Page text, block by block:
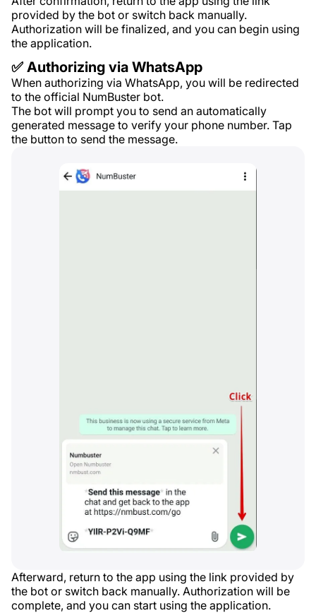
provided by the bot or switch back manually.
Authorization will be finalized, and you can begin using
the application.
✅ Authorizing via WhatsApp
When authorizing via WhatsApp, you will be redirected
to the official NumBuster bot.
The bot will prompt you to send an automatically
generated message to verify your phone number. Tap
the button to send the message.
Afterward, return to the app using the link provided by
the bot or switch back manually. Authorization will be
complete, and you can start using the application.